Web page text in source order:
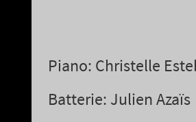
Piano: Christelle
Batterie: Julien Azaïs